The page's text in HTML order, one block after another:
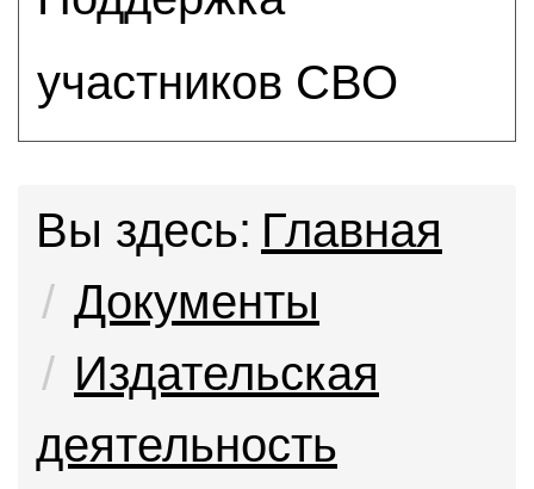
участников СВО
Вы здесь: Главная
Документы
Издательская
деятельность